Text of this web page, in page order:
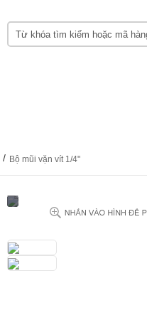
/ Bộ mũi vặn vít 1/4"